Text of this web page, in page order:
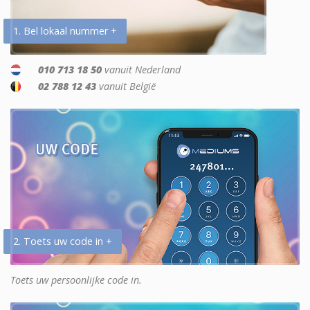
1. Bel lokaal nummer +
010 713 18 50 vanuit Nederland
02 788 12 43 vanuit België
2. Toets uw code in +
Toets uw persoonlijke code in.